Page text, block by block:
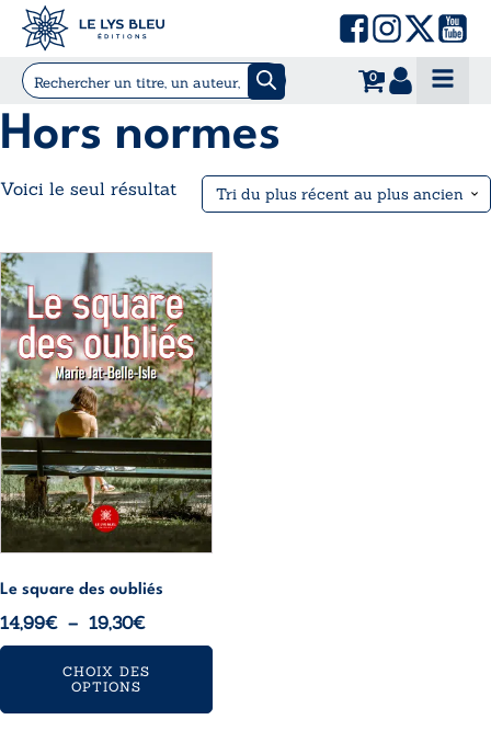
0
Hors normes
Voici le seul résultat
Le square des oubliés
14,99€ – 19,30€Plage
de
prix :
CHOIX DES
OPTIONS
Ce
produit
a
plusieurs
variations.
Les
options
peuvent
être
choisies
page
du
produit